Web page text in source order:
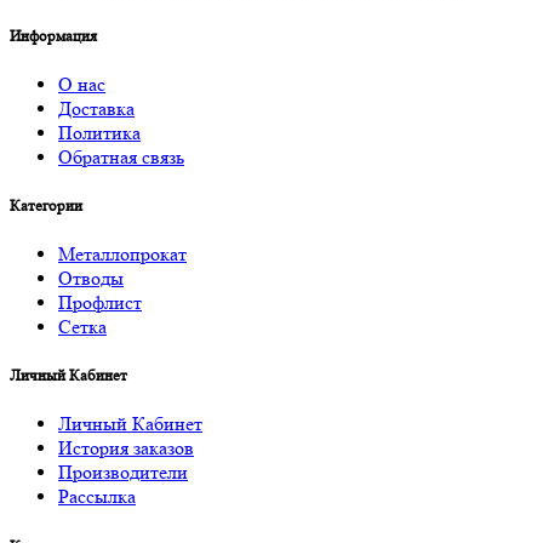
Информация
О нас
Доставка
Политика
Обратная связь
Категории
Металлопрокат
Отводы
Профлист
Сетка
Личный Кабинет
Личный Кабинет
История заказов
Производители
Рассылка